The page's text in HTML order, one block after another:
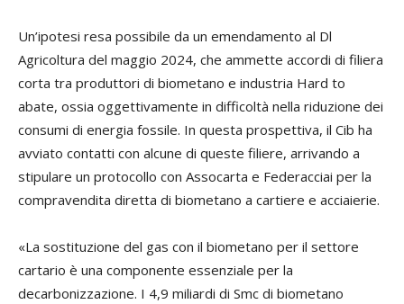
Un’ipotesi resa possibile da un emendamento al Dl
Agricoltura del maggio 2024, che ammette accordi di filiera
corta tra produttori di biometano e industria Hard to
abate, ossia oggettivamente in difficoltà nella riduzione dei
consumi di energia fossile. In questa prospettiva, il Cib ha
avviato contatti con alcune di queste filiere, arrivando a
stipulare un protocollo con Assocarta e Federacciai per la
compravendita diretta di biometano a cartiere e acciaierie.
«La sostituzione del gas con il biometano per il settore
cartario è una componente essenziale per la
decarbonizzazione. I 4,9 miliardi di Smc di biometano